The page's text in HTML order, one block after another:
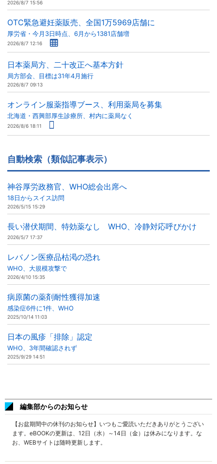
2026/8/7 15:56
OTC緊急避妊薬販売、全国1万5969店舗に
厚労省・今月3日時点、6月から1381店舗増
2026/8/7 12:16
日本薬局方、二十改正へ基本方針
局方部会、目標は31年4月施行
2026/8/7 09:13
オンライン服薬指導ブース、利用薬局を募集
北海道・西興部厚生診療所、村内に薬局なく
2026/8/6 18:11
自動検索（類似記事表示）
神谷厚労政務官、WHO総会出席へ
18日からスイス訪問
2026/5/15 15:29
長い潜伏期間、特効薬なし WHO、冷静対応呼びかけ
2026/5/7 17:37
レバノン医療品枯渇の恐れ
WHO、大規模攻撃で
2026/4/10 15:35
病原菌の薬剤耐性獲得加速
感染症6件に1件、WHO
2025/10/14 11:03
日本の風疹「排除」認定
WHO、3年間確認されず
2025/9/29 14:51
編集部からのお知らせ
【お盆期間中の休刊のお知らせ】いつもご愛読いただきありがとうござい
ます。eBOOKの更新は、12日（水）～14日（金）は休みになります。な
お、WEBサイトは随時更新します。